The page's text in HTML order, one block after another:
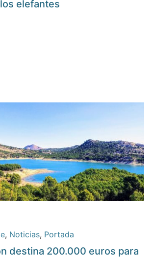
elefantes
, Noticias, Portada
destina 200.000 euros para